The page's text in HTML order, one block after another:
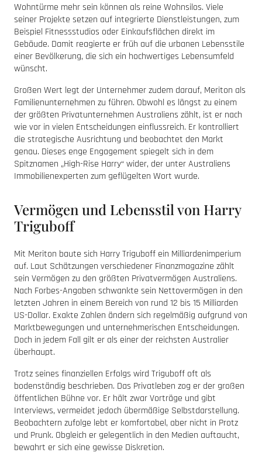
Wohntürme mehr sein können als reine Wohnsilos. Viele
seiner Projekte setzen auf integrierte Dienstleistungen, zum
Beispiel Fitnessstudios oder Einkaufsflächen direkt im
Gebäude. Damit reagierte er früh auf die urbanen Lebensstile
einer Bevölkerung, die sich ein hochwertiges Lebensumfeld
wünscht.
Großen Wert legt der Unternehmer zudem darauf, Meriton als
Familienunternehmen zu führen. Obwohl es längst zu einem
der größten Privatunternehmen Australiens zählt, ist er nach
wie vor in vielen Entscheidungen einflussreich. Er kontrolliert
die strategische Ausrichtung und beobachtet den Markt
genau. Dieses enge Engagement spiegelt sich in dem
Spitznamen „High-Rise Harry“ wider, der unter Australiens
Immobilienexperten zum geflügelten Wort wurde.
Vermögen und Lebensstil von Harry
Triguboff
Mit Meriton baute sich Harry Triguboff ein Milliardenimperium
auf. Laut Schätzungen verschiedener Finanzmagazine zählt
sein Vermögen zu den größten Privatvermögen Australiens.
Nach Forbes-Angaben schwankte sein Nettovermögen in den
letzten Jahren in einem Bereich von rund 12 bis 15 Milliarden
US-Dollar. Exakte Zahlen ändern sich regelmäßig aufgrund von
Marktbewegungen und unternehmerischen Entscheidungen.
Doch in jedem Fall gilt er als einer der reichsten Australier
überhaupt.
Trotz seines finanziellen Erfolgs wird Triguboff oft als
bodenständig beschrieben. Das Privatleben zog er der großen
öffentlichen Bühne vor. Er hält zwar Vorträge und gibt
Interviews, vermeidet jedoch übermäßige Selbstdarstellung.
Beobachtern zufolge lebt er komfortabel, aber nicht in Protz
und Prunk. Obgleich er gelegentlich in den Medien auftaucht,
bewahrt er sich eine gewisse Diskretion.